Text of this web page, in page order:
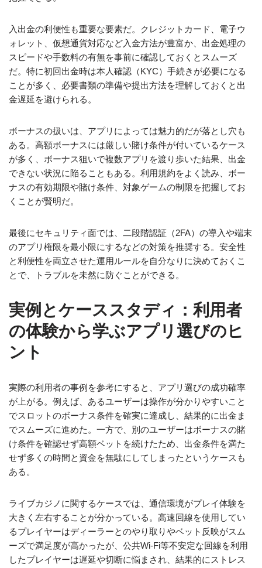
入出金の利便性も重要な要素だ。クレジットカード、電子ウ
ォレット、仮想通貨対応など入金方法が豊富か、出金処理の
スピードや手数料の有無を事前に確認しておくとスムーズ
だ。特に初回出金時は本人確認（KYC）手続きが必要になる
ことが多く、必要書類の準備や提出方法を理解しておくと出
金遅延を避けられる。
ボーナスの扱いは、アプリによっては魅力的だが落とし穴も
ある。高額ボーナスには厳しい賭け条件が付いているケース
が多く、ボーナス狙いで複数アプリを渡り歩いた結果、出金
できない状況に陥ることもある。利用規約をよく読み、ボー
ナスの有効期限や賭け条件、対象ゲームの制限を把握してお
くことが賢明だ。
最後にセキュリティ面では、二段階認証（2FA）の導入や端末
のアプリ権限を最小限にするなどの対策を推奨する。安全性
と利便性を両立させた運用ルールを自分なりに決めておくこ
とで、トラブルを未然に防ぐことができる。
実例とケーススタディ：利用者
の体験から学ぶアプリ選びのヒ
ント
実際の利用者の事例を参考にすると、アプリ選びの成功確率
が上がる。例えば、あるユーザーは操作が分かりやすいこと
でスロットのボーナス条件を確実に達成し、結果的に出金ま
でスムーズに進めた。一方で、別のユーザーはボーナスの賭
け条件を確認せず高額ベットを続けたため、出金条件を満た
せず多くの時間と資金を無駄にしてしまったというケースも
ある。
ライブカジノに関するケースでは、通信環境がプレイ体験を
大きく左右することが分かっている。高速回線を使用してい
るプレイヤーはディーラーとのやり取りやベット反映がスム
ーズで満足度が高かったが、公共Wi-Fi等不安定な回線を利用
したプレイヤーは遅延や切断に悩まされ、結果的にストレス